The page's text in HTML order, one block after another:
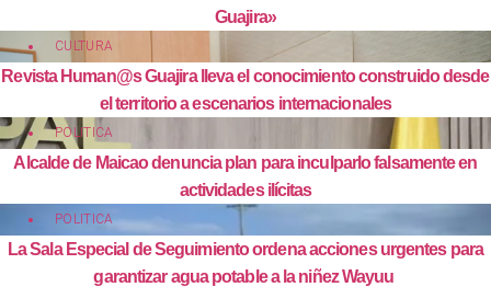
Guajira»
CULTURA
Revista Human@s Guajira lleva el conocimiento construido desde
el territorio a escenarios internacionales
POLITICA
Alcalde de Maicao denuncia plan para inculparlo falsamente en
actividades ilícitas
POLITICA
La Sala Especial de Seguimiento ordena acciones urgentes para
garantizar agua potable a la niñez Wayuu